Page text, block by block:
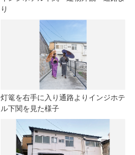
り
灯篭を右手に入り通路よりインジホテ
ル下関を見た様子